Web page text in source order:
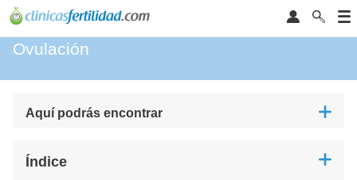
Ovulación
Aquí podrás encontrar
Índice